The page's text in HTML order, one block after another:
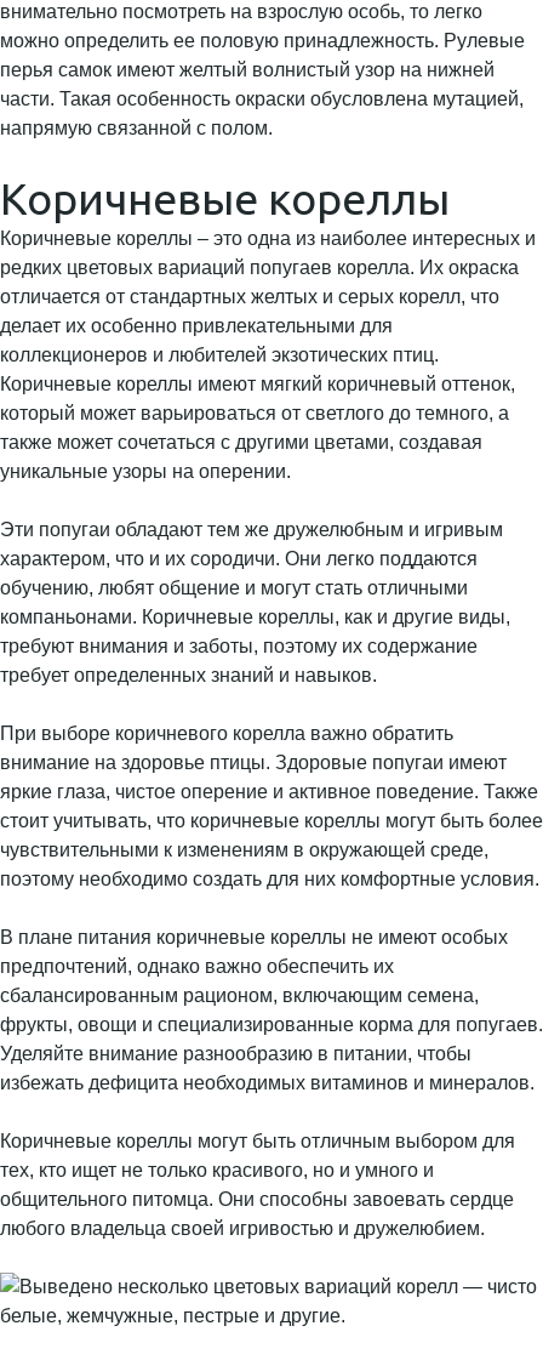
внимательно посмотреть на взрослую особь, то легко
можно определить ее половую принадлежность. Рулевые
перья самок имеют желтый волнистый узор на нижней
части. Такая особенность окраски обусловлена мутацией,
напрямую связанной с полом.
Коричневые кореллы
Коричневые кореллы – это одна из наиболее интересных и
редких цветовых вариаций попугаев корелла. Их окраска
отличается от стандартных желтых и серых корелл, что
делает их особенно привлекательными для
коллекционеров и любителей экзотических птиц.
Коричневые кореллы имеют мягкий коричневый оттенок,
который может варьироваться от светлого до темного, а
также может сочетаться с другими цветами, создавая
уникальные узоры на оперении.
Эти попугаи обладают тем же дружелюбным и игривым
характером, что и их сородичи. Они легко поддаются
обучению, любят общение и могут стать отличными
компаньонами. Коричневые кореллы, как и другие виды,
требуют внимания и заботы, поэтому их содержание
требует определенных знаний и навыков.
При выборе коричневого корелла важно обратить
внимание на здоровье птицы. Здоровые попугаи имеют
яркие глаза, чистое оперение и активное поведение. Также
стоит учитывать, что коричневые кореллы могут быть более
чувствительными к изменениям в окружающей среде,
поэтому необходимо создать для них комфортные условия.
В плане питания коричневые кореллы не имеют особых
предпочтений, однако важно обеспечить их
сбалансированным рационом, включающим семена,
фрукты, овощи и специализированные корма для попугаев.
Уделяйте внимание разнообразию в питании, чтобы
избежать дефицита необходимых витаминов и минералов.
Коричневые кореллы могут быть отличным выбором для
тех, кто ищет не только красивого, но и умного и
общительного питомца. Они способны завоевать сердце
любого владельца своей игривостью и дружелюбием.